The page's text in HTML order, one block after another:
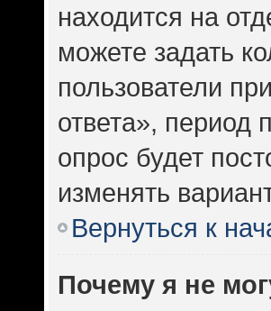
находится на
можете задать
пользователи
ответа», период
опрос будет
изменять
Вернуться к
Почему я не